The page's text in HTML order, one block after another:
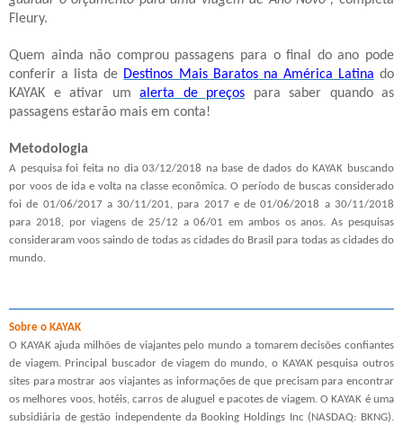
Fleury.
Quem ainda não comprou passagens para o final do ano pode
conferir a lista de Destinos Mais Baratos na América Latina do
KAYAK e ativar um alerta de preços para saber quando as
passagens estarão mais em conta!
Metodologia
A pesquisa foi feita no dia 03/12/2018 na base de dados do KAYAK buscando
por voos de ida e volta na classe econômica. O período de buscas considerado
foi de 01/06/2017 a 30/11/201, para 2017 e de 01/06/2018 a 30/11/2018
para 2018, por viagens de 25/12 a 06/01 em ambos os anos. As pesquisas
consideraram voos saindo de todas as cidades do Brasil para todas as cidades do
mundo.
Sobre o KAYAK
O KAYAK ajuda milhões de viajantes pelo mundo a tomarem decisões confiantes
de viagem. Principal buscador de viagem do mundo, o KAYAK pesquisa outros
sites para mostrar aos viajantes as informações de que precisam para encontrar
os melhores voos, hotéis, carros de aluguel e pacotes de viagem. O KAYAK é uma
subsidiária de gestão independente da Booking Holdings Inc (NASDAQ: BKNG).